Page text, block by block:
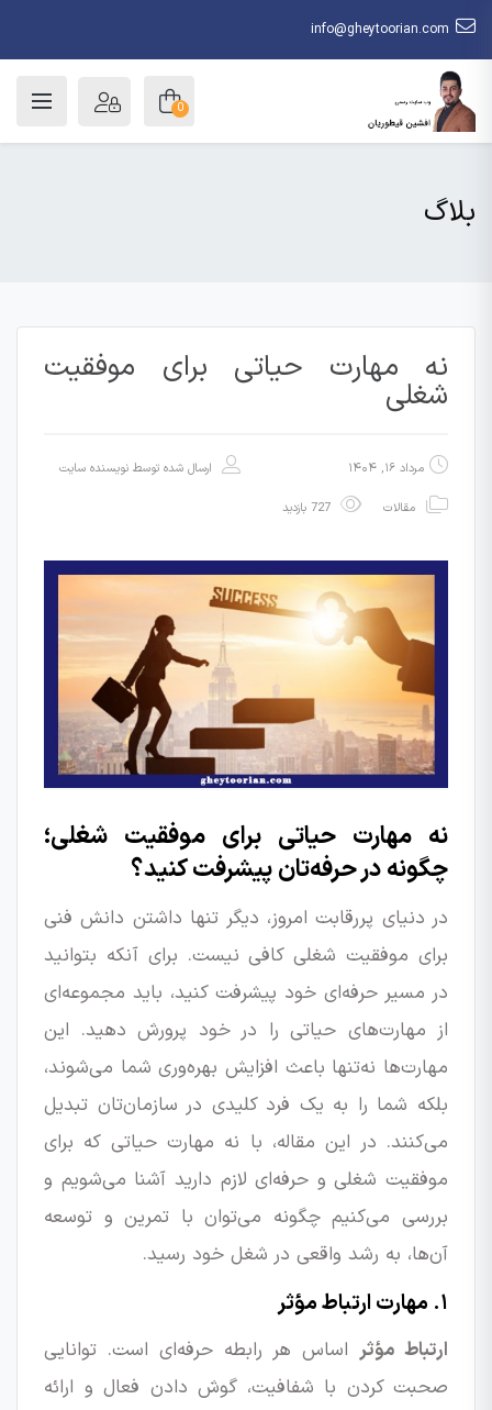
info@gheytoorian.com
0
بلاگ
نه مهارت حیاتی برای موفقیت
شغلی
مرداد ۱۶, ۱۴۰۴ ارسال شده توسط نویسنده سایت
مقالات
نه مهارت حیاتی برای موفقیت شغلی؛
چگونه در حرفه‌تان پیشرفت کنید؟
در دنیای پررقابت امروز، دیگر تنها داشتن دانش فنی
برای موفقیت شغلی کافی نیست. برای آنکه بتوانید
در مسیر حرفه‌ای خود پیشرفت کنید، باید مجموعه‌ای
از مهارت‌های حیاتی را در خود پرورش دهید. این
مهارت‌ها نه‌تنها باعث افزایش بهره‌وری شما می‌شوند،
بلکه شما را به یک فرد کلیدی در سازمان‌تان تبدیل
می‌کنند. در این مقاله، با نه مهارت حیاتی که برای
موفقیت شغلی و حرفه‌ای لازم دارید آشنا می‌شویم و
بررسی می‌کنیم چگونه می‌توان با تمرین و توسعه
آن‌ها، به رشد واقعی در شغل خود رسید.
۱. مهارت ارتباط مؤثر
ارتباط مؤثر اساس هر رابطه حرفه‌ای است. توانایی
صحبت کردن با شفافیت، گوش دادن فعال و ارائه